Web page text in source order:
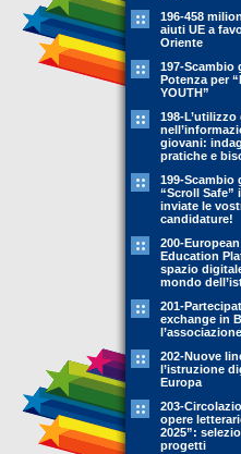
196-458
aiuti UE a
Oriente
197-Scambio
Potenza per
YOUTH”
198-L’utilizzo
giovani:
pratiche e
199-Scambio
“Scroll Safe”
inviate le
candidature!
200-
Education
spazio
mondo
201-
exchange in
202-Nuove
l’istruzione
Europa
203-
opere
2025”:
progetti